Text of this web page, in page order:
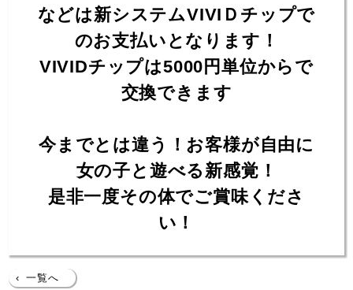
などは新システムVIVIＤチップで
のお支払いとなります！
VIVIDチップは5000円単位からで
交換できます
今までとは違う！お客様が自由に
女の子と遊べる新感覚！
是非一度その体でご賞味くださ
い！
‹ 一覧へ